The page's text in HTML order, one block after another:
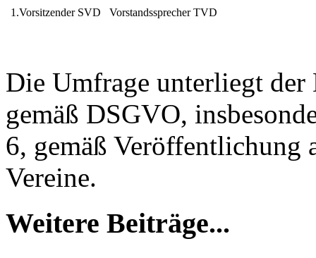
1.Vorsitzender SVD Vorstandssprecher TVD
Die Umfrage unterliegt der
gemäß DSGVO,
6, gemäß Veröffentlichung
Vereine.
Weitere Beiträge...